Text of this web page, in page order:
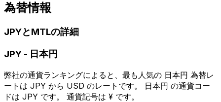
為替情報
JPYとMTLの詳細
JPY - 日本円
弊社の通貨ランキングによると、最も人気の 日本円 為替レ
ートは JPY から USD のレートです。 日本円 の通貨コー
ドは JPY です。 通貨記号は ¥ です。